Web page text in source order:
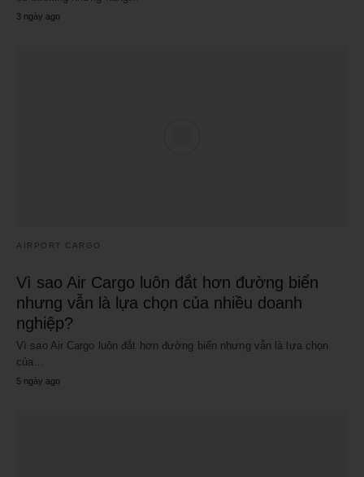
3 ngày ago
AIRPORT CARGO
Vì sao Air Cargo luôn đắt hơn đường biển
nhưng vẫn là lựa chọn của nhiều doanh
nghiệp?
Vì sao Air Cargo luôn đắt hơn đường biển nhưng vẫn là lựa chọn
của…
5 ngày ago